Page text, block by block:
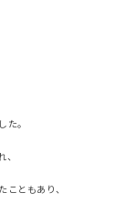
。
ともあり、